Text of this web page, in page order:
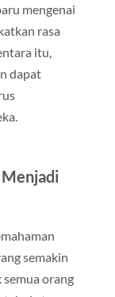
mengenai
rasa
itu,
dapat
semakin
orang